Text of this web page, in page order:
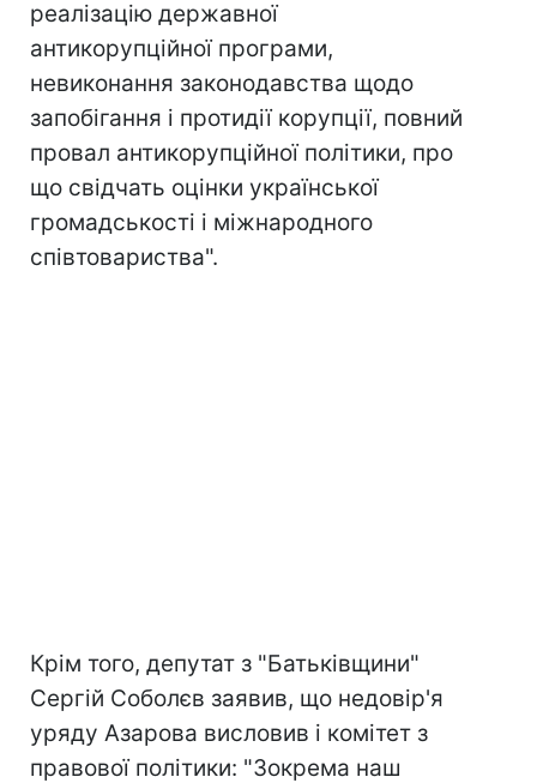
реалізацію державної
антикорупційної програми,
невиконання законодавства щодо
запобігання і протидії корупції, повний
провал антикорупційної політики, про
що свідчать оцінки української
громадськості і міжнародного
співтовариства".
Крім того, депутат з "Батьківщини"
Сергій Соболєв заявив, що недовір'я
уряду Азарова висловив і комітет з
правової політики: "Зокрема наш